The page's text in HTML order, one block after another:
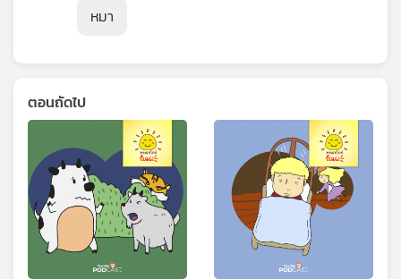
หมา
ตอนถัดไป